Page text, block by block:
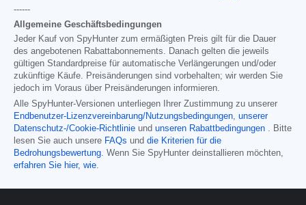
------
Allgemeine Geschäftsbedingungen
Jeder Kauf von SpyHunter zum ermäßigten Preis gilt für die Dauer
des angebotenen Rabattabonnements. Danach gelten die jeweils
gültigen Standardpreise für automatische Verlängerungen und/oder
zukünftige Käufe. Preisänderungen sind vorbehalten; wir werden Sie
jedoch im Voraus über Preisänderungen informieren.
Alle SpyHunter-Versionen unterliegen Ihrer Zustimmung zu unserer
Endbenutzer-Lizenzvereinbarung/Nutzungsbedingungen, unserer
Datenschutz-/Cookie-Richtlinie und unseren Rabattbedingungen . Bitte
lesen Sie auch unsere FAQs und die Kriterien für die
Bedrohungsbewertung. Wenn Sie SpyHunter deinstallieren möchten,
erfahren Sie hier, wie.